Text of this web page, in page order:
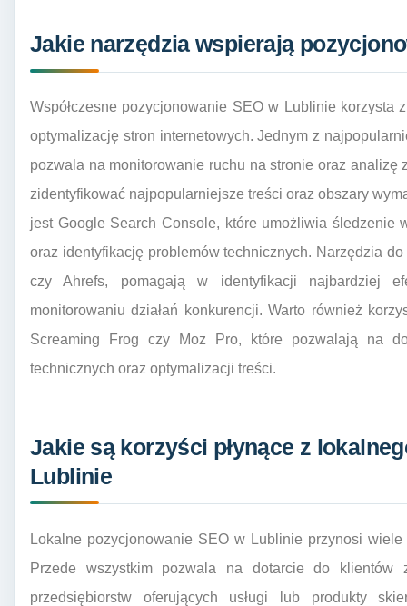
Jakie narzędzia wspierają
Współczesne pozycjonowanie SEO w Lublinie korzysta
optymalizację stron internetowych. Jednym z
pozwala na monitorowanie ruchu na stronie oraz analizę
zidentyfikować najpopularniejsze treści oraz obszary
jest Google Search Console, które umożliwia śledzenie
oraz identyfikację problemów technicznych. Narzędzia
czy Ahrefs, pomagają w identyfikacji najbardziej
monitorowaniu działań konkurencji. Warto również
Screaming Frog czy Moz Pro, które pozwalają na
technicznych oraz optymalizacji treści.
Jakie są korzyści płynące z
Lublinie
Lokalne pozycjonowanie SEO w Lublinie przynosi
Przede wszystkim pozwala na dotarcie do
przedsiębiorstw oferujących usługi lub produkty